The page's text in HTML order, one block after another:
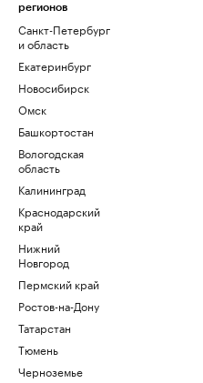
регионов
Санкт-Петербург
и область
Екатеринбург
Новосибирск
Омск
Башкортостан
Вологодская
область
Калининград
Краснодарский
край
Нижний
Новгород
Пермский край
Ростов-на-Дону
Татарстан
Тюмень
Черноземье